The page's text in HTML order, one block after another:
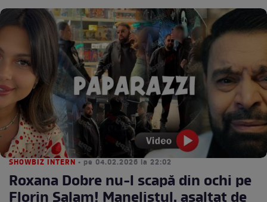
SHOWBIZ INTERN • pe 04.02.2026 la 22:02
Roxana Dobre nu-l scapă din ochi pe